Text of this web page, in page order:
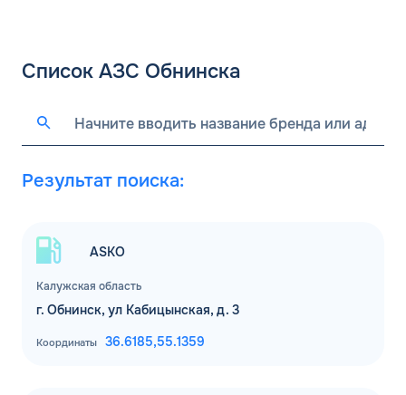
Список АЗС Обнинска
Результат поиска:
Калужская область
ASKO
г. Обнинск, ул Кабицынская, д. 3
Координаты 36.6185,55.1359